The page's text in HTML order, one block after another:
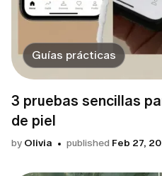
Guías prácticas
3 pruebas sencillas
de piel
by Olivia published Feb 27,